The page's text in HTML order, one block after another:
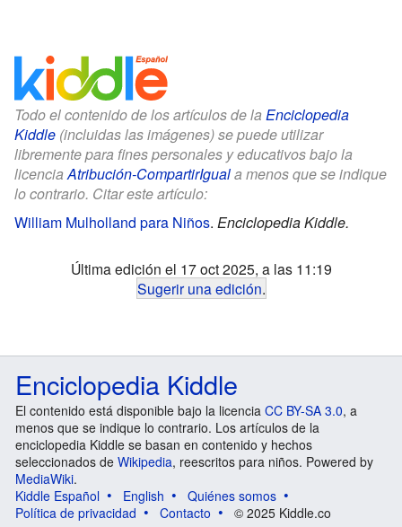
Todo el contenido de los artículos de la Enciclopedia
Kiddle (incluidas las imágenes) se puede utilizar
libremente para fines personales y educativos bajo la
licenciaAtribución-CompartirIguala menos que se indique
lo contrario. Citar este artículo:
William Mulholland para Niños. Enciclopedia Kiddle.
Última edición el 17 oct 2025, a las 11:19
Sugerir una edición.
Enciclopedia Kiddle
El contenido está disponible bajo la licencia CC BY-SA 3.0, a
menos que se indique lo contrario. Los artículos de la
enciclopedia Kiddle se basan en contenido y hechos
seleccionados de Wikipedia, reescritos para niños. Powered by
MediaWiki.
Kiddle Español
English
Quiénes somos
Política de privacidad
Contacto © 2025 Kiddle.co